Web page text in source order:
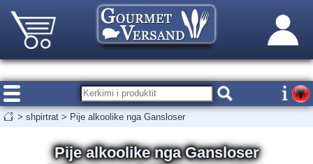
> shpirtrat > Pije alkoolike nga Gansloser
Pije alkoolike nga Gansloser